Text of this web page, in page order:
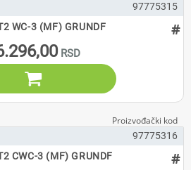
97775315
WC-3 (MF) GRUNDF
#

97775316
CWC-3 (MF) GRUNDF
#